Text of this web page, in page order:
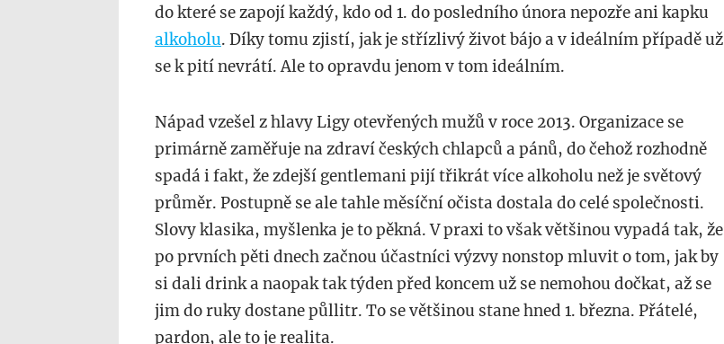
do které se zapojí každý, kdo od 1. do posledního února nepozře ani kapku
alkoholu. Díky tomu zjistí, jak je střízlivý život bájo a v ideálním případě už
se k pití nevrátí. Ale to opravdu jenom v tom ideálním.
Nápad vzešel z hlavy Ligy otevřených mužů v roce 2013. Organizace se
primárně zaměřuje na zdraví českých chlapců a pánů, do čehož rozhodně
spadá i fakt, že zdejší gentlemani pijí třikrát více alkoholu než je světový
průměr. Postupně se ale tahle měsíční očista dostala do celé společnosti.
Slovy klasika, myšlenka je to pěkná. V praxi to však většinou vypadá tak, že
po prvních pěti dnech začnou účastníci výzvy nonstop mluvit o tom, jak by
si dali drink a naopak tak týden před koncem už se nemohou dočkat, až se
jim do ruky dostane půllitr. To se většinou stane hned 1. března. Přátelé,
pardon, ale to je realita.